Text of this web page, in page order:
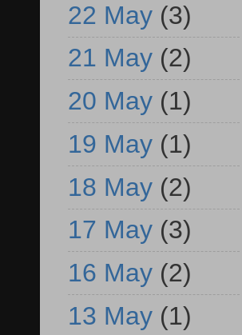
22 May (3)
21 May (2)
20 May (1)
19 May (1)
18 May (2)
17 May (3)
16 May (2)
13 May (1)